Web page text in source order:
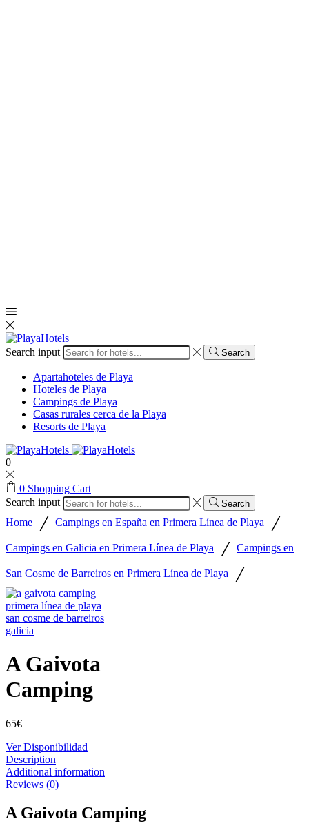
Search input Search
Apartahoteles de Playa
Hoteles de Playa
Campings de Playa
Casas rurales cerca de la Playa
Resorts de Playa
0
0 Shopping Cart
Search input
Search
Home / Campings en España en Primera Línea de Playa /
Campings en Galicia en Primera Línea de Playa / Campings en
San Cosme de Barreiros en Primera Línea de Playa /
A Gaivota
Camping
65€
Ver Disponibilidad
Description
Additional information
Reviews (0)
A Gaivota Camping